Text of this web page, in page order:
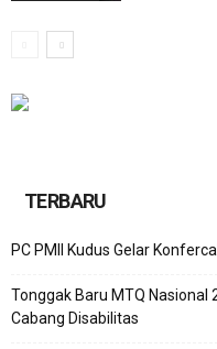
TERBARU
PC PMII Kudus Gelar
Tonggak Baru MTQ Nasional
Cabang Disabilitas